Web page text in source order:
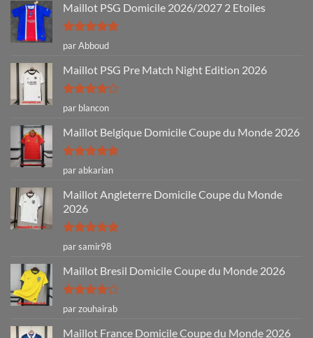
Maillot PSG Domicile 2026/2027 2 Etoiles
Note5sur
5
par Abboud
Maillot PSG Pre Match Night Edition 2026
Note4
sur 5
par blancon
Maillot Belgique Domicile Coupe du Monde 2026
Note5sur
5
par abkarian
Maillot Angleterre Domicile Coupe du Monde
2026
Note5sur
5
par samir98
Maillot Bresil Domicile Coupe du Monde 2026
Note4
sur 5
par zouhairab
Maillot France Domicile Coupe du Monde 2026